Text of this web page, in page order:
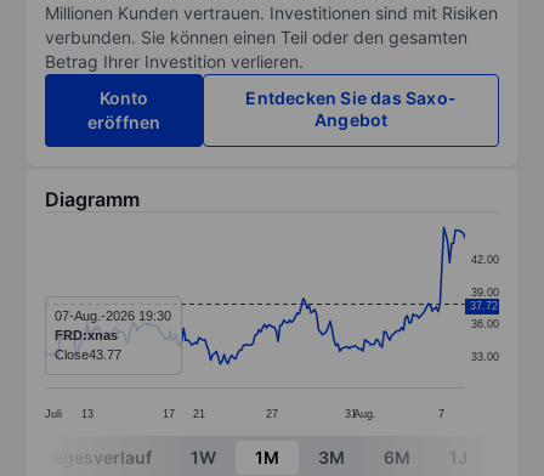
Millionen Kunden vertrauen. Investitionen sind mit Risiken
verbunden. Sie können einen Teil oder den gesamten
Betrag Ihrer Investition verlieren.
Konto
eröffnen
Entdecken Sie das Saxo-
Angebot
Diagramm
The chart has 1 X axis displaying categories.
The chart has 1 Y axis displaying values. Data ranges
Juli 13 17 21 27 31Aug. 7
33.00
36.00
39.00
42.00
37.72
07-Aug.-2026 19:30
FRD:xnas
Close43.77
End of interactive chart.
Tagesverlauf 1W 1M 3M 6M 1J